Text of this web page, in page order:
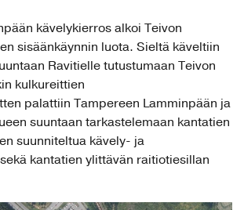
kävelykierros alkoi Teivon
sisäänkäynnin luota. Sieltä käveltiin
Ravitielle tutustumaan Teivon
kulkureittien
palattiin Tampereen Lamminpään ja
suuntaan tarkastelemaan kantatien
suunniteltua kävely- ja
kantatien ylittävän raitiotiesillan